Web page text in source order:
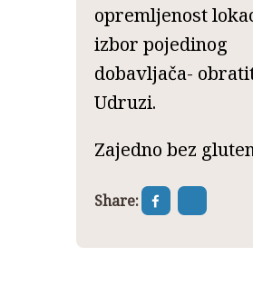
opremljenost
izbor pojedinog
dobavljača-
Udruzi.
Zajedno bez
Share: